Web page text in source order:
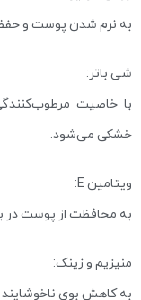
به نرم شدن پوست و
شی باتر:
با خاصیت
خشکی می‌شود.
ویتامین E:
به محافظت از پوست در
منیزیم و زینک:
به کاهش بوی